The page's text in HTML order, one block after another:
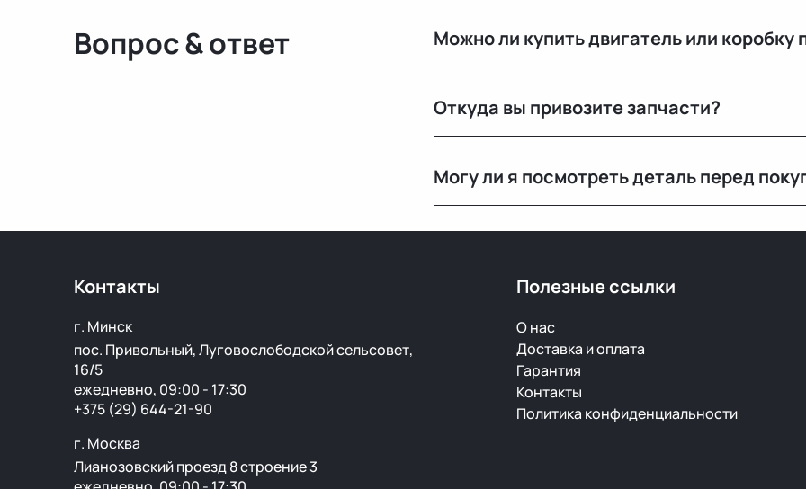
Вопрос & ответ Можно ли купить двигатель или коробку
Откуда вы привозите запчасти?
странах. Все детали проходят визуальный осмотр и
Могу ли я посмотреть деталь перед
Контакты
г. Минск
пос. Привольный, Луговослободской сельсовет,
16/5
ежедневно, 09:00 - 17:30
+375 (29) 644-21-90
г. Москва
Лианозовский проезд 8 строение 3
Полезные ссылки
О нас
Доставка и оплата
Гарантия
Контакты
Политика конфиденциальности